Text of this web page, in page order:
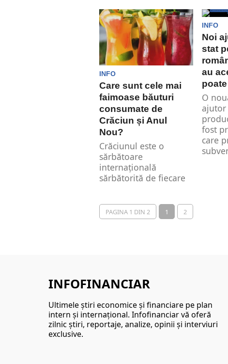
INFO
Care sunt cele mai
faimoase băuturi
consumate de
Crăciun și Anul
Nou?
Crăciunul este o
sărbătoare
internațională
sărbătorită de fiecare
cutumele și...
INFO
Noi
stat
au
O
fost
care
PAGINA 1 DIN 2 1 2
INFOFINANCIAR
Ultimele ştiri economice şi financiare pe plan
intern şi internaţional. Infofinanciar vă oferă
zilnic ştiri, reportaje, analize, opinii şi interviuri
exclusive.